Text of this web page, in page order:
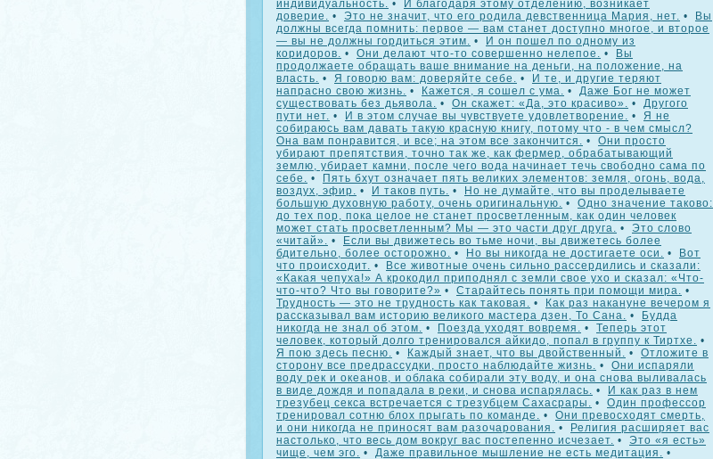
индивидуальность. •
И благодаря этому отделению, возникает
доверие. • Это не значит, что его родила девственница Мария, нет. •
Вы
должны всегда помнить: первое — вам станет доступно многое, и второе
— вы не должны гордиться этим. •
И он пошел по одному из
коридоров. • Они делают что-то совершенно нелепое. •
Вы
продолжаете обращать ваше внимание на деньги, на положение, на
власть. • Я говорю вам: доверяйте себе. •
И те, и другие теряют
напрасно свою жизнь. • Кажется, я сошел с ума. • Даже Бог не может
существовать без дьявола. • Он скажет: «Да, это красиво». • Другого
пути нет. • И в этом случае вы чувствуете удовлетворение. • Я не
собираюсь вам давать такую красную книгу, потому что - в чем смысл?
Она вам понравится, и все; на этом все закончится. • Они просто
убирают препятствия, точно так же, как фермер, обрабатывающий
землю, убирает камни, после чего вода начинает течь свободно сама по
себе. •
Пять бхут означает пять великих элементов: земля, огонь, вода,
воздух, эфир. • И таков путь. •
Но не думайте, что вы проделываете
большую духовную работу, очень оригинальную. • Одно значение таково:
до тех пор, пока целое не станет просветленным, как один человек
может стать просветленным? Мы — это части друг друга. • Это слово
«читай». •
Если вы движетесь во тьме ночи, вы движетесь более
бдительно, более осторожно. • Но вы никогда не достигаете оси. •
Вот
что происходит. •
Все животные очень сильно рассердились и сказали:
«Какая чепуха!» А крокодил приподнял с земли свое ухо и сказал: «Что-
что-что? Что вы говорите?» • Старайтесь понять при помощи мира. •
Трудность — это не трудность как таковая. •
Как раз накануне вечером я
рассказывал вам историю великого мастера дзен, То Сана. •
Будда
никогда не знал об этом. • Поезда уходят вовремя. • Теперь этот
человек, который долго тренировался айкидо, попал в группу к Тиртхе. •
Я пою здесь песню. • Каждый знает, что вы двойственный. • Отложите в
сторону все предрассудки, просто наблюдайте жизнь. • Они испаряли
воду рек и океанов, и облака собирали эту воду, и она снова выливалась
в виде дождя и попадала в реки, и снова испарялась. •
И как раз в нем
трезубец секса встречается с трезубцем Сахасрары. • Один профессор
тренировал сотню блох прыгать по команде. • Они превосходят смерть,
и они никогда не приносят вам разочарования. •
Религия расширяет вас
настолько, что весь дом вокруг вас постепенно исчезает. • Это «я есть»
чище, чем эго. • Даже правильное мышление не есть медитация. •